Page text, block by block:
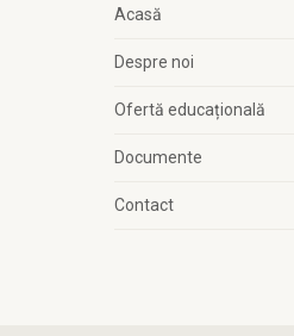
Acasă
Despre noi
Ofertă educațională
Documente
Contact